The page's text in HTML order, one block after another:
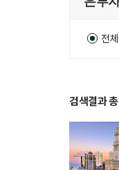
전체
검색결과 총